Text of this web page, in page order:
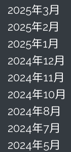
2025年3月
2025年2月
2025年1月
2024年12月
2024年11月
2024年10月
2024年8月
2024年7月
2024年5月